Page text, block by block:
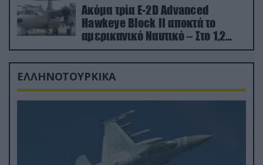
Ακόμα τρία E-2D Advanced
Hawkeye Block II αποκτά το
αμερικανικό Ναυτικό – Στο 1,2
δισ.δολάρια το κόστος
ΕΛΛΗΝΟΤΟΥΡΚΙΚΑ